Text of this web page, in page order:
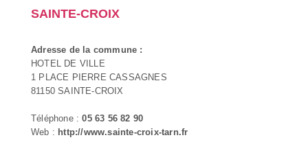
SAINTE-CROIX
Adresse de la commune :
HOTEL DE VILLE
1 PLACE PIERRE CASSAGNES
81150 SAINTE-CROIX
Téléphone :05 63 56 82 90
Web : http://www.sainte-croix-tarn.fr